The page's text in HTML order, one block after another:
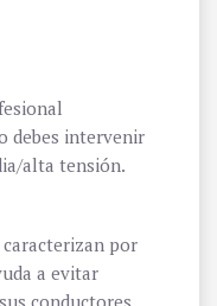
debes intervenir
alta tensión.
caracterizan por
a evitar
conductores